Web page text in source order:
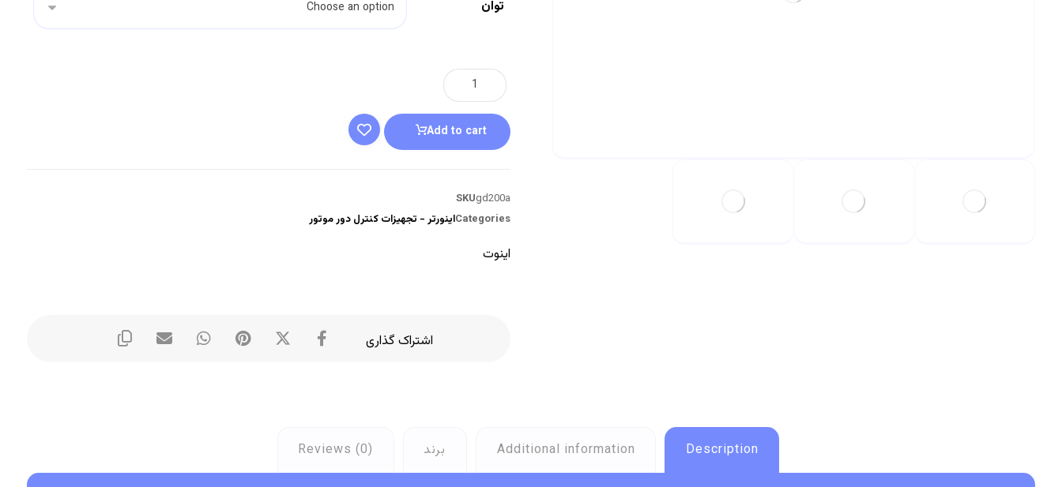
توان
Add to cart
SKUgd200a
Categoriesاینورتر - تجهیزات کنترل دور موتور
اینوت
Description
Additional information برند Reviews (0)